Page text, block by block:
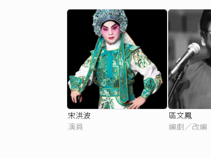
宋洪波
演員
區文鳳
編劇／改編